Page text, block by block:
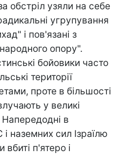
обстріл узяли на себе
угрупування
і пов'язані з
опору".
бойовики часто
території
проте в більшості
у великі
в
і наземних сил Ізраїлю
вбиті п'ятеро і